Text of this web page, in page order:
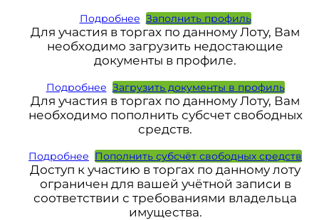
Подробнее Заполнить профиль
Для участия в торгах по данному Лоту, Вам
необходимо загрузить недостающие
документы в профиле.
Подробнее Загрузить документы в профиль
Для участия в торгах по данному Лоту, Вам
необходимо пополнить субсчет свободных
средств.
Подробнее Пополнить субсчёт свободных средств
Доступ к участию в торгах по данному лоту
ограничен для вашей учётной записи в
соответствии с требованиями владельца
имущества.